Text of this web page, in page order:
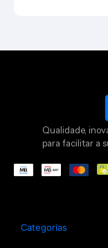
Qualidade,
para facilitar a
Categorias